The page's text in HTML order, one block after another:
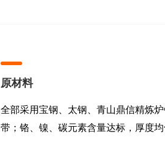
原材料
全部采用宝钢、太钢、青山鼎信精炼
带；铬、镍、碳元素含量达标，厚度